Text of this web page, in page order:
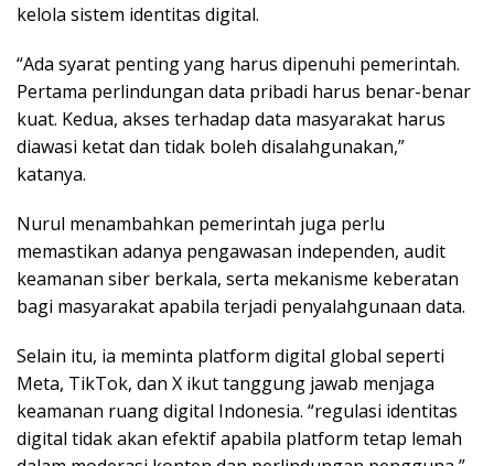
kelola sistem identitas digital.
“Ada syarat penting yang harus dipenuhi pemerintah.
Pertama perlindungan data pribadi harus benar-benar
kuat. Kedua, akses terhadap data masyarakat harus
diawasi ketat dan tidak boleh disalahgunakan,”
katanya.
Nurul menambahkan pemerintah juga perlu
memastikan adanya pengawasan independen, audit
keamanan siber berkala, serta mekanisme keberatan
bagi masyarakat apabila terjadi penyalahgunaan data.
Selain itu, ia meminta platform digital global seperti
Meta, TikTok, dan X ikut tanggung jawab menjaga
keamanan ruang digital Indonesia. “regulasi identitas
digital tidak akan efektif apabila platform tetap lemah